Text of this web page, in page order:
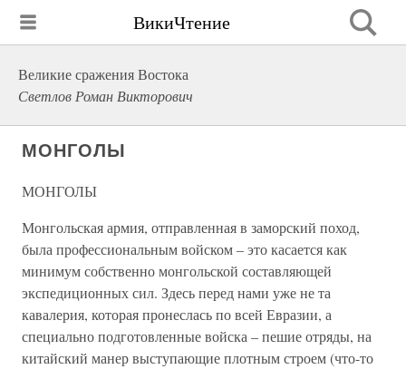
ВикиЧтение
Великие сражения Востока
Светлов Роман Викторович
МОНГОЛЫ
МОНГОЛЫ
Монгольская армия, отправленная в заморский поход,
была профессиональным войском – это касается как
минимум собственно монгольской составляющей
экспедиционных сил. Здесь перед нами уже не та
кавалерия, которая пронеслась по всей Евразии, а
специально подготовленные войска – пешие отряды, на
китайский манер выступающие плотным строем (что-то